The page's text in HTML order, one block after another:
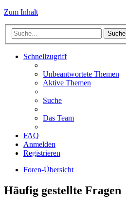
Zum Inhalt
Suche
Schnellzugriff
Unbeantwortete Themen
Aktive Themen
Suche
Das Team
FAQ
Anmelden
Registrieren
Foren-Übersicht
Häufig gestellte Fragen